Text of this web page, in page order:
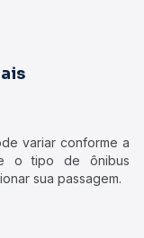
variar conforme a
o tipo de ônibus
sua passagem.